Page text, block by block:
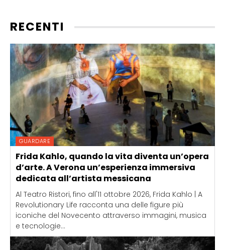
RECENTI
GUARDARE
Frida Kahlo, quando la vita diventa un’opera
d’arte. A Verona un’esperienza immersiva
dedicata all’artista messicana
Al Teatro Ristori, fino all'11 ottobre 2026, Frida Kahlo | A
Revolutionary Life racconta una delle figure più
iconiche del Novecento attraverso immagini, musica
e tecnologie...